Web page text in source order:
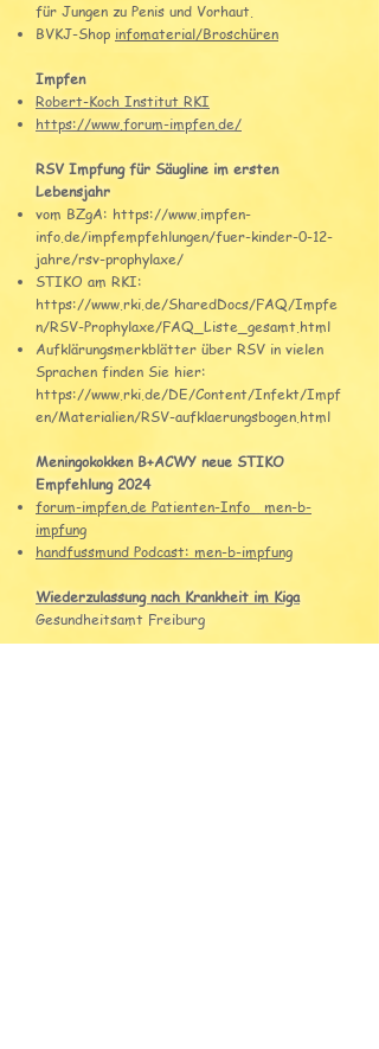
für Jungen zu Penis und Vorhaut.
BVKJ-Shop infomaterial/Broschüren
Impfen
Robert-Koch Institut RKI
https://www.forum-impfen.de/
RSV Impfung für Säugline im ersten
Lebensjahr
vom BZgA: https://www.impfen-
info.de/impfempfehlungen/fuer-kinder-0-12-
jahre/rsv-prophylaxe/
STIKO am RKI:
https://www.rki.de/SharedDocs/FAQ/Impfe
n/RSV-Prophylaxe/FAQ_Liste_gesamt.html
Aufklärungsmerkblätter über RSV in vielen
Sprachen finden Sie hier:
https://www.rki.de/DE/Content/Infekt/Impf
en/Materialien/RSV-aufklaerungsbogen.html
Meningokokken B+ACWY neue STIKO
Empfehlung 2024
forum-impfen.de Patienten-Info_
men-b-
impfung
handfussmund Podcast: men-b-impfung
Wiederzulassung nach Krankheit im Kiga
Gesundheitsamt Freiburg